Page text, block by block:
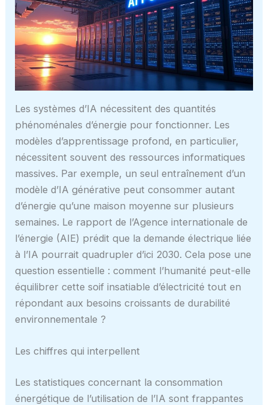
Les systèmes d’IA nécessitent des quantités
phénoménales d’énergie pour fonctionner. Les
modèles d’apprentissage profond, en particulier,
nécessitent souvent des ressources informatiques
massives. Par exemple, un seul entraînement d’un
modèle d’IA générative peut consommer autant
d’énergie qu’une maison moyenne sur plusieurs
semaines. Le rapport de l’Agence internationale de
l’énergie (AIE) prédit que la demande électrique liée
à l’IA pourrait quadrupler d’ici 2030. Cela pose une
question essentielle : comment l’humanité peut-elle
équilibrer cette soif insatiable d’électricité tout en
répondant aux besoins croissants de durabilité
environnementale ?
Les chiffres qui interpellent
Les statistiques concernant la consommation
énergétique de l’utilisation de l’IA sont frappantes